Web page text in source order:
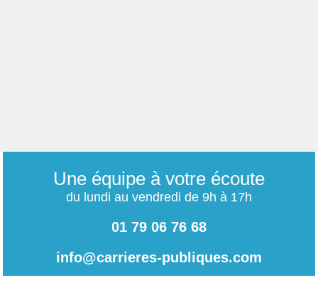
Une équipe à votre écoute
du lundi au vendredi de 9h à 17h
01 79 06 76 68
info@carrieres-publiques.com